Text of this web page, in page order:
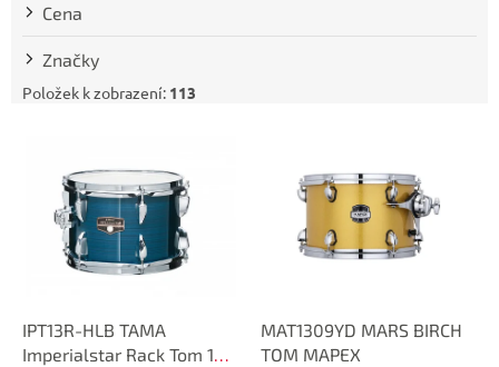
Cena
Značky
Položek k zobrazení: 113
IPT13R-HLB TAMA
Imperialstar Rack Tom 13"
MAT1309YD MARS BIRCH
TOM MAPEX